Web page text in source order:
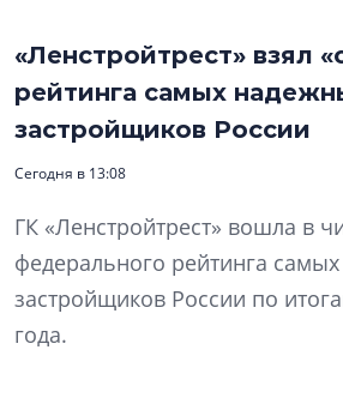
«Ленстройтрест» взял
рейтинга самых
застройщиков России
Сегодня в 13:08
ГК «Ленстройтрест» вошла в
федерального рейтинга
застройщиков России по
года.